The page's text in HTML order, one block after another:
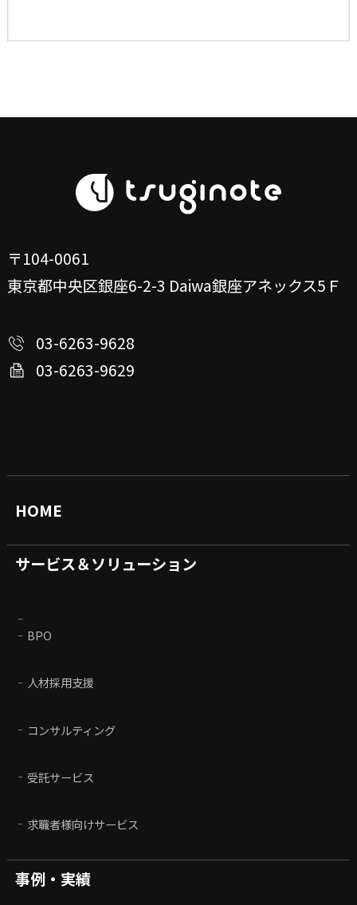
〒104-0061
東京都中央区銀座6-2-3 Daiwa銀座アネックス5Ｆ
03-6263-9628
03-6263-9629
HOME
サービス＆ソリューション
BPO
人材採用支援
コンサルティング
受託サービス
求職者様向けサービス
事例・実績